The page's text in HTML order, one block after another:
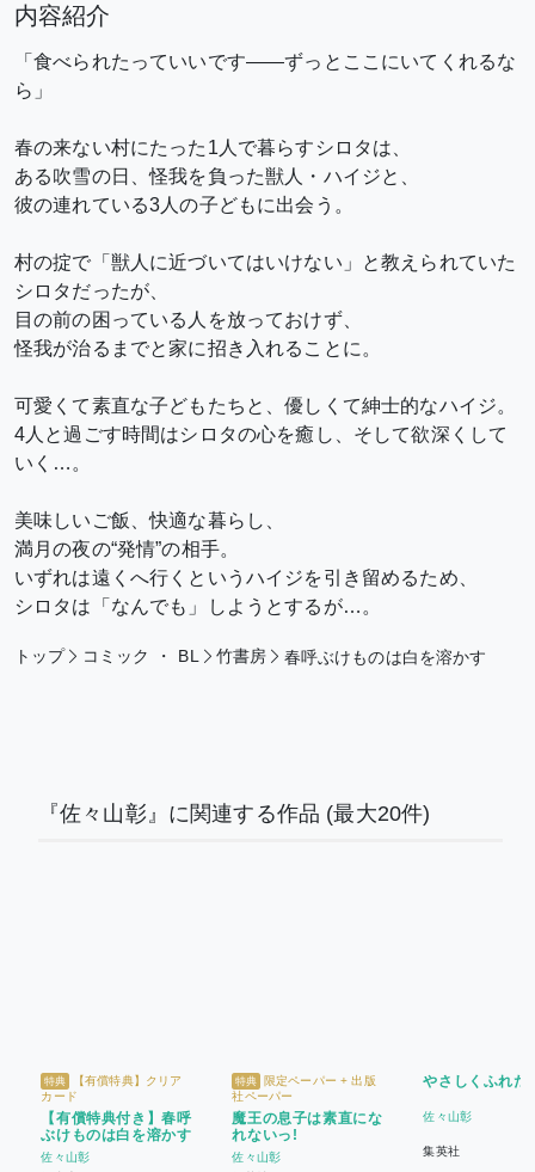
内容紹介
「食べられたっていいです――ずっとここにいてくれるな
ら」
春の来ない村にたった1人で暮らすシロタは、
ある吹雪の日、怪我を負った獣人・ハイジと、
彼の連れている3人の子どもに出会う。
村の掟で「獣人に近づいてはいけない」と教えられていた
シロタだったが、
目の前の困っている人を放っておけず、
怪我が治るまでと家に招き入れることに。
可愛くて素直な子どもたちと、優しくて紳士的なハイジ。
4人と過ごす時間はシロタの心を癒し、そして欲深くして
いく…。
美味しいご飯、快適な暮らし、
満月の夜の“発情”の相手。
いずれは遠くへ行くというハイジを引き留めるため、
シロタは「なんでも」しようとするが…。
トップ コミック ・ BL 竹書房 春呼ぶけものは白を溶かす
『佐々山彰』に関連する作品 (最大20件)
特典
【有償特典】クリア
カード
【有償特典付き】春呼
ぶけものは白を溶かす
佐々山彰
特典
限定ペーパー + 出版
社ペーパー
魔王の息子は素直にな
れないっ!
佐々山彰
やさしくふれた
佐々山彰
集英社